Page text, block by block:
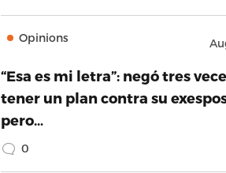
Opinions
“Esa es mi letra”: negó tres
tener un plan contra su
pero…
0